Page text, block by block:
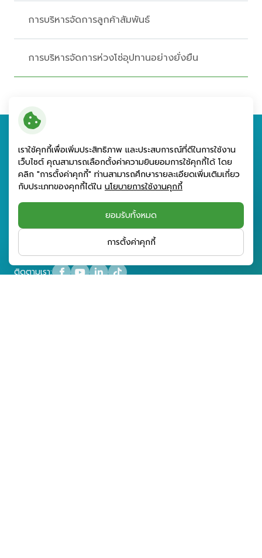
การบริหารจัดการลูกค้าสัมพันธ์
การบริหารจัดการห่วงโซ่อุปทานอย่างยั่งยืน
บริษัท พลังงานบริสุทธิ์ จำกัด
(มหาชน)
เลขที่ 89 อาคารเอไอเอ แคปปิตอล เซ็นเตอร์ ชั้น 16
ถนนรัชดาภิเษก แขวงดินแดง เขตดินแดง
กรุงเทพมหานคร 10400
ติดตามเรา:
เราใช้คุกกี้เพื่อเพิ่มประสิทธิภาพ และประสบการณ์ที่ดีในการใช้งาน
เว็บไซต์ คุณสามารถเลือกตั้งค่าความยินยอมการใช้คุกกี้ได้ โดย
คลิก "การตั้งค่าคุกกี้" ท่านสามารถศึกษารายละเอียดเพิ่มเติมเกี่ยว
กับประเภทของคุกกี้ได้ใน นโยบายการใช้งานคุกกี้
ยอมรับทั้งหมด
การตั้งค่าคุกกี้